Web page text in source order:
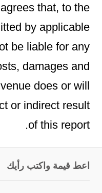
that, to the
by applicable
be liable for any
damages and
does or will
or indirect result
of this report.
اعط قيمة واكتب رأيك